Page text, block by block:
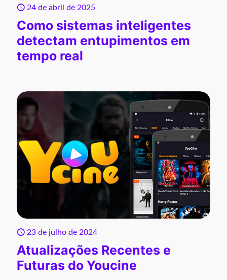
24 de abril de 2025
Como sistemas inteligentes
detectam entupimentos em
tempo real
23 de julho de 2024
Atualizações Recentes e
Futuras do Youcine